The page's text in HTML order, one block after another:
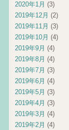
2020年1月 (3)
2019年12月 (2)
2019年11月 (3)
2019年10月 (4)
2019年9月 (4)
2019年8月 (4)
2019年7月 (3)
2019年6月 (4)
2019年5月 (3)
2019年4月 (3)
2019年3月 (4)
2019年2月 (4)